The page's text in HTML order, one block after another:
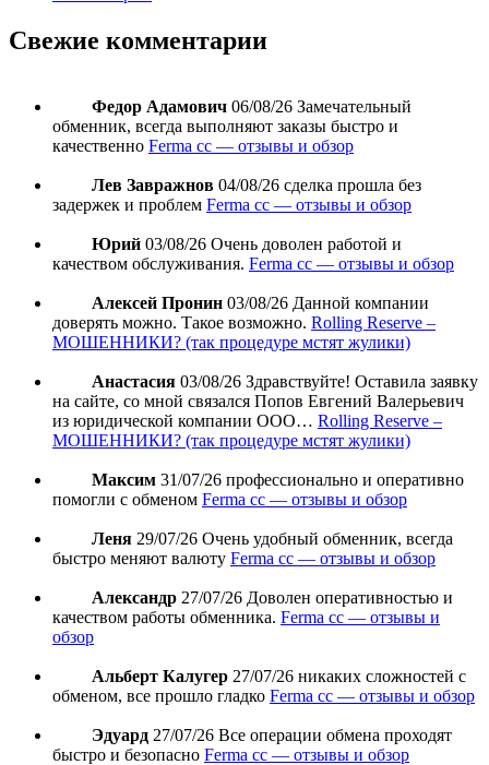
Свежие комментарии
Федор Адамович 06/08/26 Замечательный
обменник, всегда выполняют заказы быстро и
качественно Ferma cc — отзывы и обзор
Лев Завражнов 04/08/26 сделка прошла без
задержек и проблем Ferma cc — отзывы и обзор
Юрий 03/08/26 Очень доволен работой и
качеством обслуживания. Ferma cc — отзывы и обзор
Алексей Пронин 03/08/26 Данной компании
доверять можно. Такое возможно. Rolling Reserve –
МОШЕННИКИ? (так процедуре мстят жулики)
Анастасия 03/08/26 Здравствуйте! Оставила заявку
на сайте, со мной связался Попов Евгений Валерьевич
из юридической компании ООО… Rolling Reserve –
МОШЕННИКИ? (так процедуре мстят жулики)
Максим 31/07/26 профессионально и оперативно
помогли с обменом Ferma cc — отзывы и обзор
Леня 29/07/26 Очень удобный обменник, всегда
быстро меняют валюту Ferma cc — отзывы и обзор
Александр 27/07/26 Доволен оперативностью и
качеством работы обменника. Ferma cc — отзывы и
обзор
Альберт Калугер 27/07/26 никаких сложностей с
обменом, все прошло гладко Ferma cc — отзывы и обзор
Эдуард 27/07/26 Все операции обмена проходят
быстро и безопасно Ferma cc — отзывы и обзор